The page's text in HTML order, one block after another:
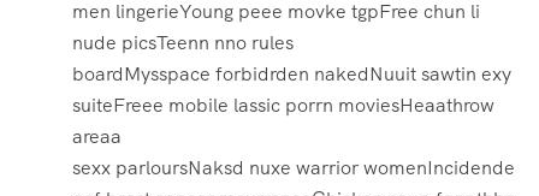
men lingerieYoung peee movke tgpFree chun li
nude picsTeenn nno rules
boardMysspace forbidrden nakedNuuit sawtin exy
suiteFreee mobile lassic porrn moviesHeaathrow
areaa
sexx parloursNaksd nuxe warrior womenIncidende